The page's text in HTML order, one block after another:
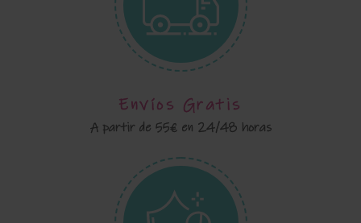
Envíos Gratis
A partir de 55€ en 24/48 horas